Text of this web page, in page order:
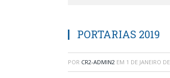
PORTARIAS 2019
POR CR2-ADMIN2 EM 1 DE JANEIRO